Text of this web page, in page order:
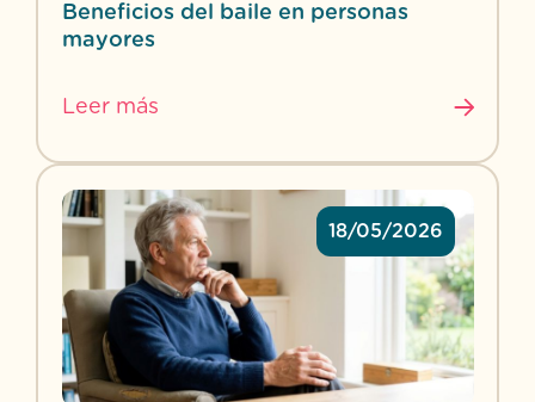
Beneficios del baile en personas
mayores
Leer más
18/05/2026